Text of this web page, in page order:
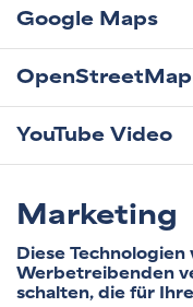
Google Maps
OpenStreetMap
YouTube Video
Marketing
Diese
Werbetreibenden
schalten, die für